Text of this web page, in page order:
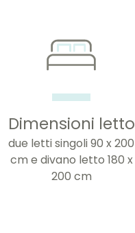
Dimensioni letto
due letti singoli 90 x 200
cm e divano letto 180 x
200 cm